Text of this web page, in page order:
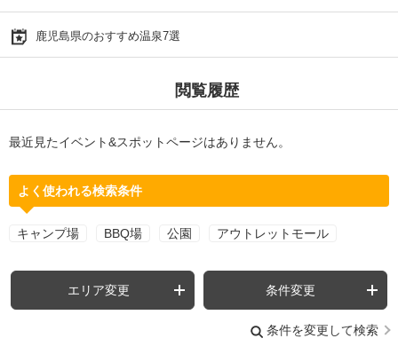
鹿児島県のおすすめ温泉7選
閲覧履歴
最近見たイベント&スポットページはありません。
よく使われる検索条件
キャンプ場 BBQ場 公園 アウトレットモール
エリア変更 条件変更
条件を変更して検索